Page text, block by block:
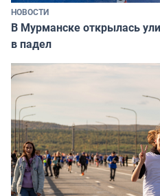
НОВОСТИ
В Мурманске открылась
в падел